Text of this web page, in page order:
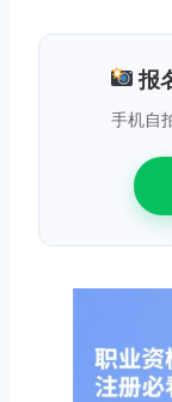
报
手机自